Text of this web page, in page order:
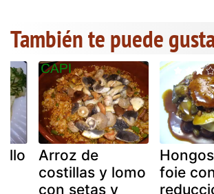
También te puede
Arroz de
costillas y lomo
con setas y
foie con